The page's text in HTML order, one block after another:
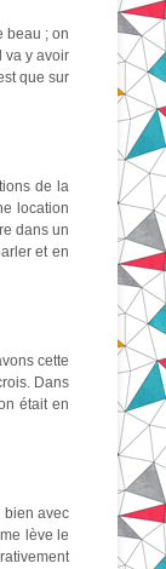
beau ; on
va y avoir
que sur
de la
location
dans un
et en
cette
Dans
était en
bien avec
lève le